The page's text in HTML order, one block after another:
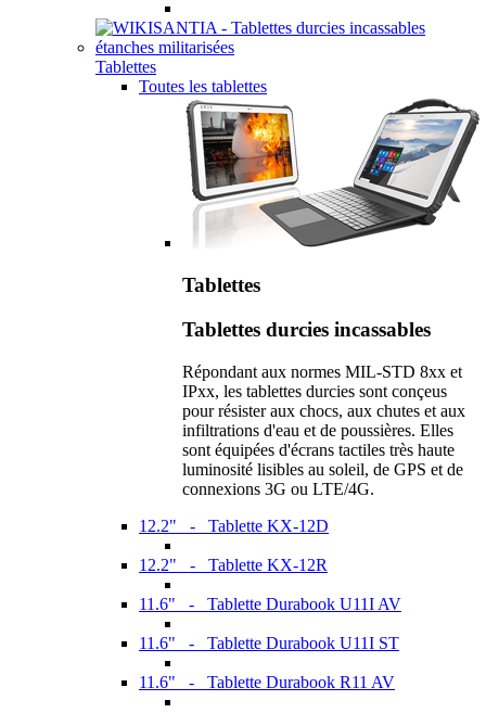
Tablettes
Toutes les tablettes
Tablettes
Tablettes durcies incassables
Répondant aux normes MIL-STD 8xx et
IPxx, les tablettes durcies sont conçeus
pour résister aux chocs, aux chutes et aux
infiltrations d'eau et de poussières. Elles
sont équipées d'écrans tactiles très haute
luminosité lisibles au soleil, de GPS et de
connexions 3G ou LTE/4G.
12.2" - Tablette KX-12D
12.2" - Tablette KX-12R
11.6" - Tablette Durabook U11I AV
11.6" - Tablette Durabook U11I ST
11.6" - Tablette Durabook R11 AV